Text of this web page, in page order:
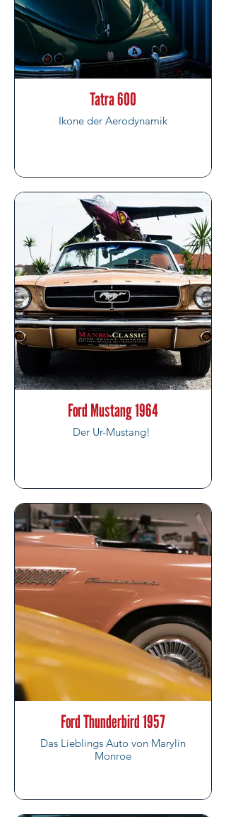
Tatra 600
Ikone der Aerodynamik
Ford Mustang 1964
Der Ur-Mustang!
Ford Thunderbird 1957
Das Lieblings Auto von Marylin
Monroe